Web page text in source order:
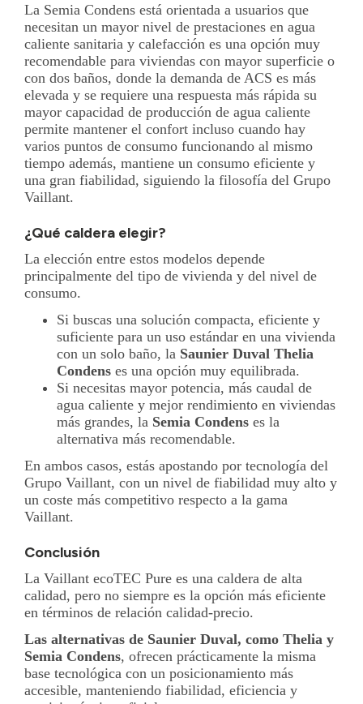
La Semia Condens está orientada a usuarios que
necesitan un mayor nivel de prestaciones en agua
caliente sanitaria y calefacción es una opción muy
recomendable para viviendas con mayor superficie o
con dos baños, donde la demanda de ACS es más
elevada y se requiere una respuesta más rápida su
mayor capacidad de producción de agua caliente
permite mantener el confort incluso cuando hay
varios puntos de consumo funcionando al mismo
tiempo además, mantiene un consumo eficiente y
una gran fiabilidad, siguiendo la filosofía del Grupo
Vaillant.
¿Qué caldera elegir?
La elección entre estos modelos depende
principalmente del tipo de vivienda y del nivel de
consumo.
Si buscas una solución compacta, eficiente y
suficiente para un uso estándar en una vivienda
con un solo baño, la Saunier Duval Thelia
Condens es una opción muy equilibrada.
Si necesitas mayor potencia, más caudal de
agua caliente y mejor rendimiento en viviendas
más grandes, la Semia Condenses la
alternativa más recomendable.
En ambos casos, estás apostando por tecnología del
Grupo Vaillant, con un nivel de fiabilidad muy alto y
un coste más competitivo respecto a la gama
Vaillant.
Conclusión
La Vaillant ecoTEC Pure es una caldera de alta
calidad, pero no siempre es la opción más eficiente
en términos de relación calidad-precio.
Las alternativas de Saunier Duval, como Thelia y
Semia Condens, ofrecen prácticamente la misma
base tecnológica con un posicionamiento más
accesible, manteniendo fiabilidad, eficiencia y